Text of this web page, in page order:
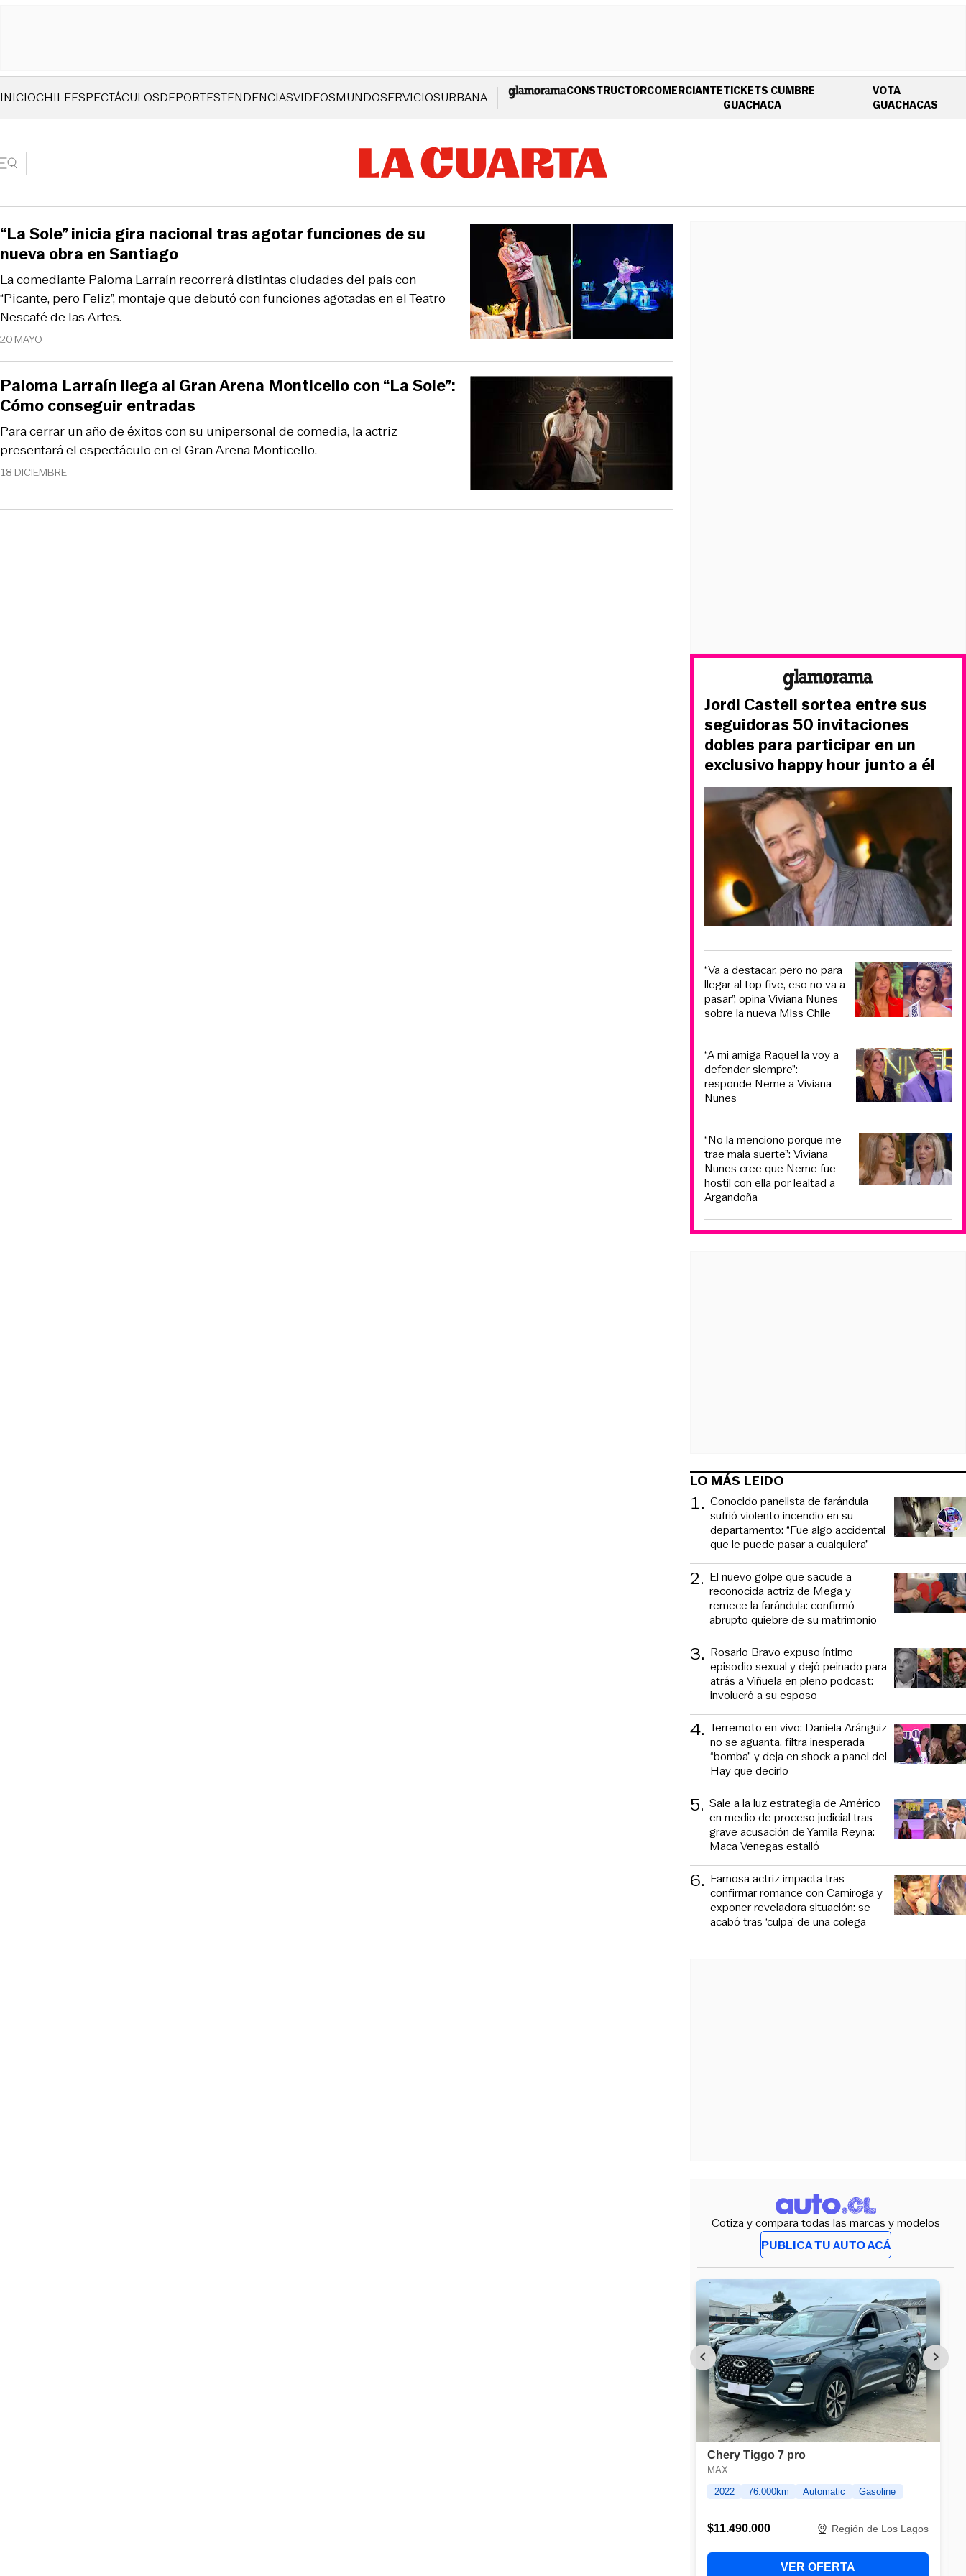
INICIOCHILEESPECTÁCULOSDEPORTESTENDENCIASVIDEOSMUNDOSERVICIOSURBANA CONSTRUCTORCOMERCIANTETICKETS CUMBRE
GUACHACAOPENS IN NEW WINDOW
VOTA
GUACHACAS
20 MAYO
La comediante Paloma Larraín recorrerá distintas ciudades del país con
“Picante, pero Feliz”, montaje que debutó con funciones agotadas en el Teatro
Nescafé de las Artes.
“La Sole” inicia gira nacional tras agotar funciones de su
nueva obra en Santiago
18 DICIEMBRE
Para cerrar un año de éxitos con su unipersonal de comedia, la actriz
presentará el espectáculo en el Gran Arena Monticello.
Paloma Larraín llega al Gran Arena Monticello con “La Sole”:
Cómo conseguir entradas
Jordi Castell sortea entre sus
seguidoras 50 invitaciones
dobles para participar en un
exclusivo happy hour junto a él
“Va a destacar, pero no para
llegar al top five, eso no va a
pasar”, opina Viviana Nunes
sobre la nueva Miss Chile
“A mi amiga Raquel la voy a
defender siempre”:
responde Neme a Viviana
Nunes
“No la menciono porque me
trae mala suerte”: Viviana
Nunes cree que Neme fue
hostil con ella por lealtad a
Argandoña
LO MÁS LEIDO
1. Conocido panelista de farándula
sufrió violento incendio en su
departamento: “Fue algo accidental
que le puede pasar a cualquiera”
2. El nuevo golpe que sacude a
reconocida actriz de Mega y
remece la farándula: confirmó
abrupto quiebre de su matrimonio
3. Rosario Bravo expuso íntimo
episodio sexual y dejó peinado para
atrás a Viñuela en pleno podcast:
involucró a su esposo
4. Terremoto en vivo: Daniela Aránguiz
no se aguanta, filtra inesperada
“bomba” y deja en shock a panel del
Hay que decirlo
5. Sale a la luz estrategia de Américo
en medio de proceso judicial tras
grave acusación de Yamila Reyna:
Maca Venegas estalló
6. Famosa actriz impacta tras
confirmar romance con Camiroga y
exponer reveladora situación: se
acabó tras ‘culpa’ de una colega
Cotiza y compara todas las marcas y modelos
PUBLICA TU AUTO ACÁ